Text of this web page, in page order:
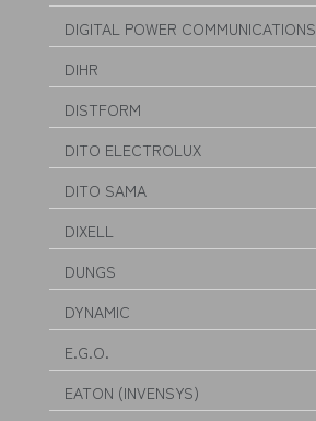
DIGITAL POWER COMMUNICATIONS
DIHR
DISTFORM
DITO ELECTROLUX
DITO SAMA
DIXELL
DUNGS
DYNAMIC
E.G.O.
EATON (INVENSYS)